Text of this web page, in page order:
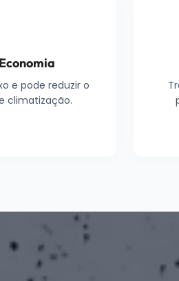
e pode reduzir o
climatização.